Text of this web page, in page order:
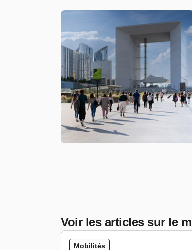
Voir les articles sur le
Mobilités